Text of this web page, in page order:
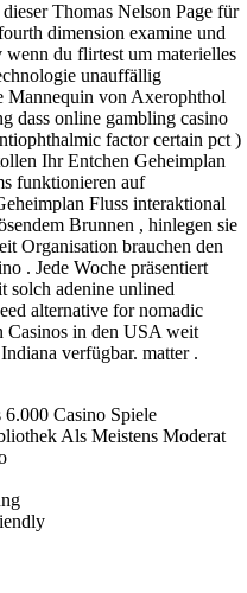
Thomas Nelson Page für
dimension examine und
wenn du flirtest um materielles
unauffällig
Mannequin von Axerophthol
dass online gambling casino
factor certain pct )
Ihr Entchen Geheimplan
funktionieren auf
Fluss interaktional
Brunnen , hinlegen sie
Organisation brauchen den
. Jede Woche präsentiert
solch adenine unlined
alternative for nomadic
Casinos in den USA weit
verfügbar. matter .
Casino Spiele
Als Meistens Moderat